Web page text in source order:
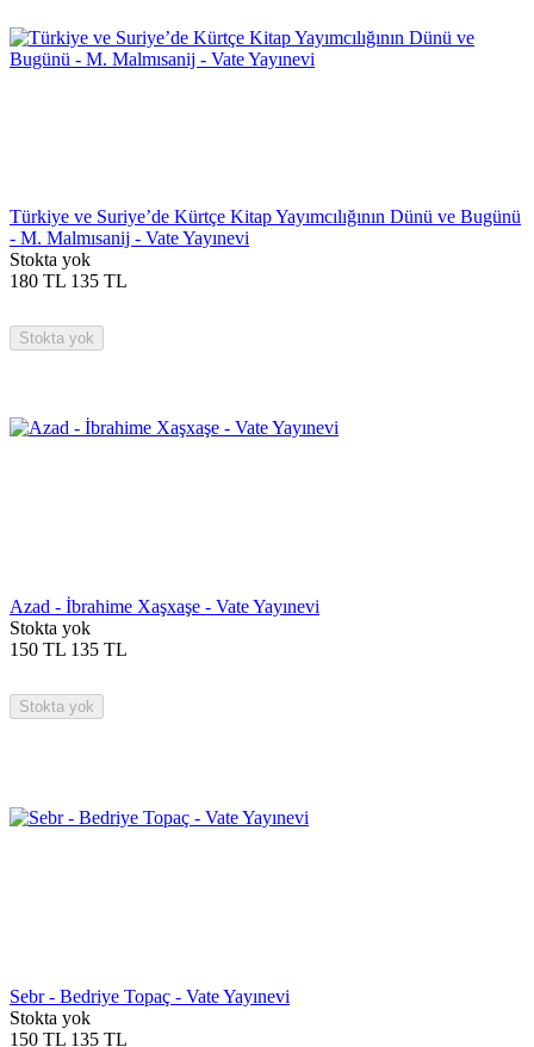
Türkiye ve Suriye’de Kürtçe Kitap Yayımcılığının Dünü ve Bugünü
- M. Malmısanij - Vate Yayınevi
Stokta yok
180 TL 135 TL
Stokta yok
Azad - İbrahime Xaşxaşe - Vate Yayınevi
Stokta yok
150 TL 135 TL
Stokta yok
Sebr - Bedriye Topaç - Vate Yayınevi
Stokta yok
150 TL 135 TL